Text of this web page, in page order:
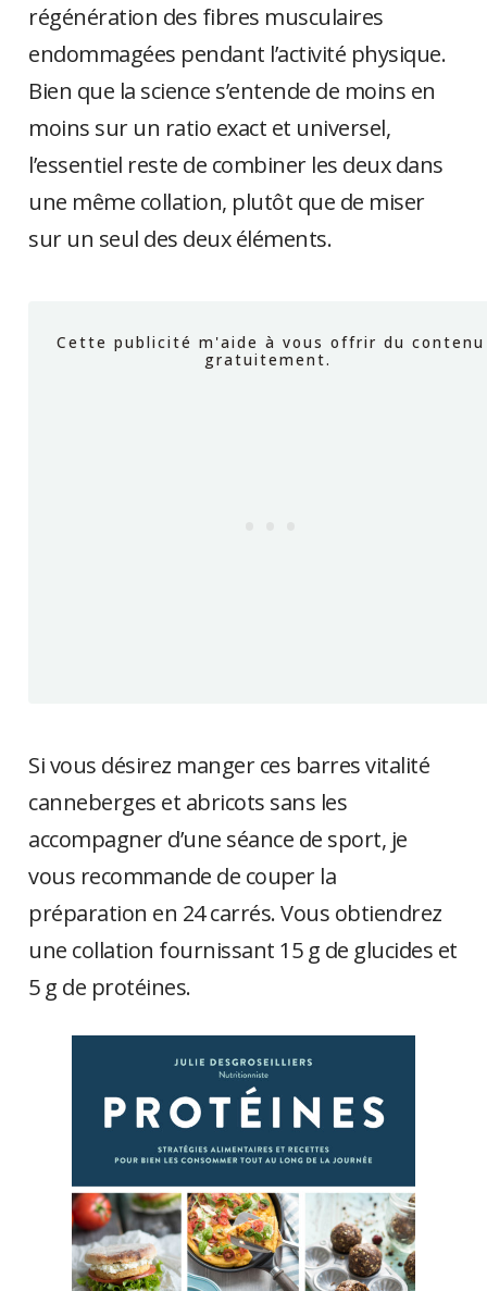
régénération des fibres musculaires
endommagées pendant l’activité physique.
Bien que la science s’entende de moins en
moins sur un ratio exact et universel,
l’essentiel reste de combiner les deux dans
une même collation, plutôt que de miser
sur un seul des deux éléments.
Si vous désirez manger ces barres vitalité
canneberges et abricots sans les
accompagner d’une séance de sport, je
vous recommande de couper la
préparation en 24 carrés. Vous obtiendrez
une collation fournissant 15 g de glucides et
5 g de protéines.